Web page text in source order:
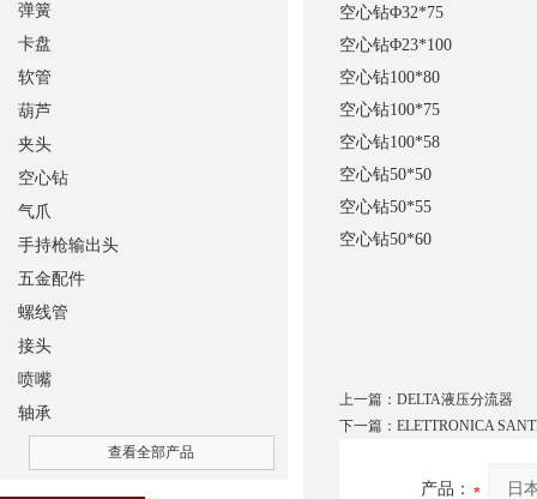
空心钻Φ32*75
空心钻Φ23*100
空心钻100*80
空心钻100*75
空心钻100*58
空心钻50*50
空心钻50*55
空心钻50*60
上一篇： DELTA液压分流器
下一篇： ELETTRONICA
产品：
弹簧
卡盘
软管
葫芦
夹头
空心钻
气爪
手持枪输出头
五金配件
螺线管
接头
喷嘴
轴承
查看全部产品